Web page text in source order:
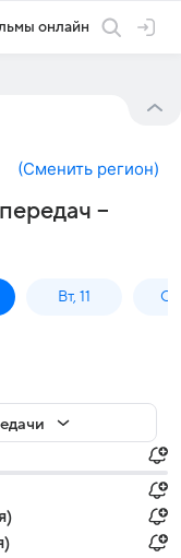
онлайн
(Сменить регион)
–
Вт, 11